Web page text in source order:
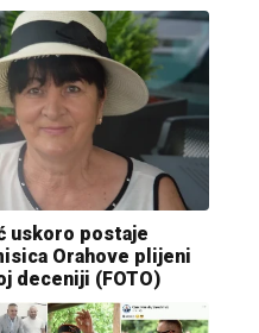
uskoro postaje
Orahove plijeni
deceniji (FOTO)